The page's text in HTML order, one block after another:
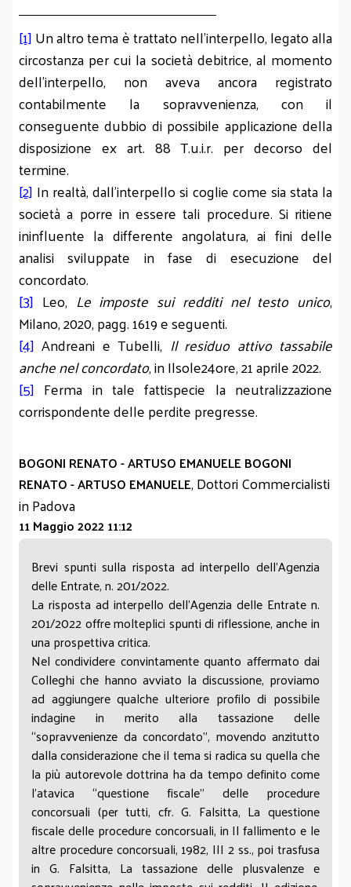
[1]Un altro tema è trattato nell'interpello, legato alla
circostanza per cui la società debitrice, al momento
dell'interpello, non aveva ancora registrato
contabilmente la sopravvenienza, con il
conseguente dubbio di possibile applicazione della
disposizione ex art. 88 T.u.i.r. per decorso del
termine.
[2] In realtà, dall'interpello si coglie come sia stata la
società a porre in essere tali procedure. Si ritiene
ininfluente la differente angolatura, ai fini delle
analisi sviluppate in fase di esecuzione del
concordato.
[3] Leo, Le imposte sui redditi nel testo unico,
Milano, 2020, pagg. 1619 e seguenti.
[4] Andreani e Tubelli, Il residuo attivo tassabile
anche nel concordato, in Ilsole24ore, 21 aprile 2022.
[5] Ferma in tale fattispecie la neutralizzazione
corrispondente delle perdite pregresse.
BOGONI RENATO - ARTUSO EMANUELE BOGONI
RENATO - ARTUSO EMANUELE, Dottori Commercialisti
in Padova
11 Maggio 2022 11:12
Brevi spunti sulla risposta ad interpello dell’Agenzia
delle Entrate, n. 201/2022.
La risposta ad interpello dell’Agenzia delle Entrate n.
201/2022 offre molteplici spunti di riflessione, anche in
una prospettiva critica.
Nel condividere convintamente quanto affermato dai
Colleghi che hanno avviato la discussione, proviamo
ad aggiungere qualche ulteriore profilo di possibile
indagine in merito alla tassazione delle
“sopravvenienze da concordato”, movendo anzitutto
dalla considerazione che il tema si radica su quella che
la più autorevole dottrina ha da tempo definito come
l’atavica “questione fiscale” delle procedure
concorsuali (per tutti, cfr. G. Falsitta, La questione
fiscale delle procedure concorsuali, in Il fallimento e le
altre procedure concorsuali, 1982, III 2 ss., poi trasfusa
in G. Falsitta, La tassazione delle plusvalenze e